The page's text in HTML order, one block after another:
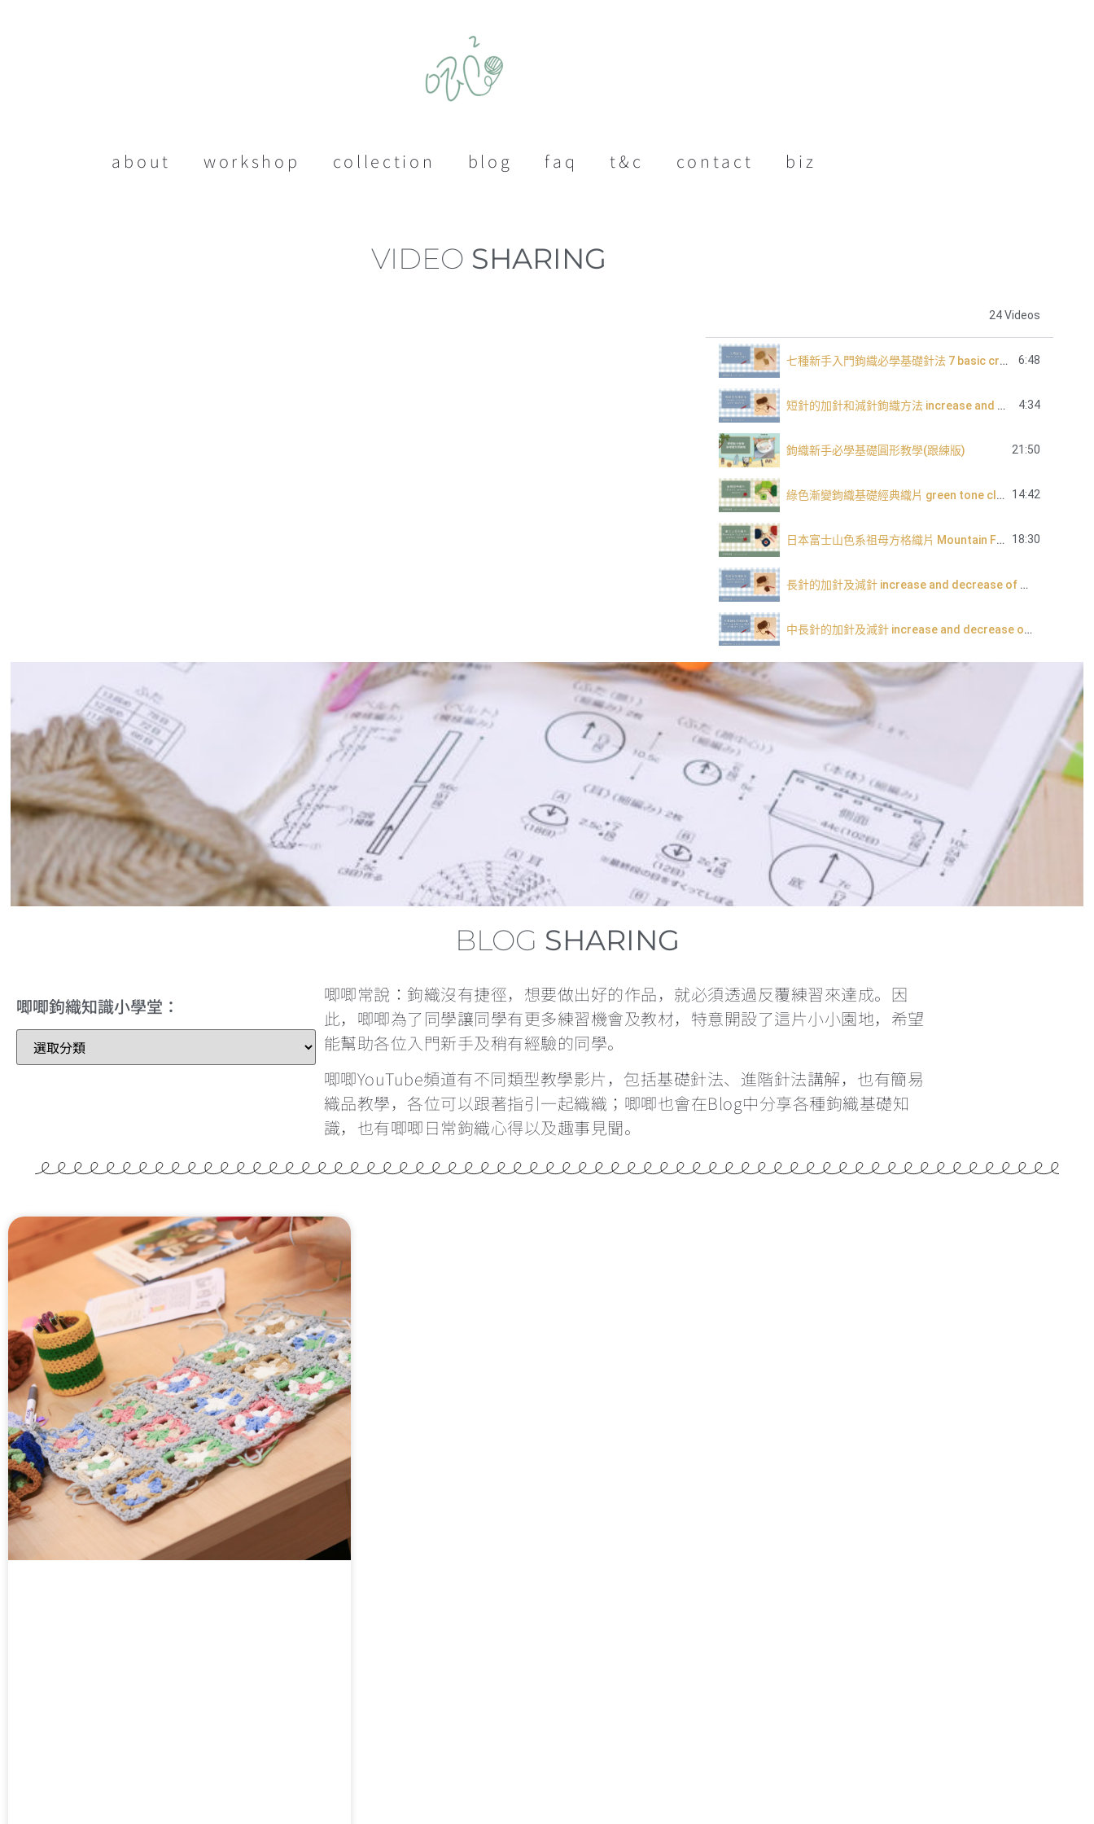
about workshop collection blog faq t&c contact biz
VIDEO SHARING
24 Videos
七種新手入門鉤織必學基礎針法 7 basic crochet stitch for beginners 6:48
短針的加針和減針鉤織方法 increase and decrease of single crochet 4:34
鉤織新手必學基礎圓形教學(跟練版) 21:50
綠色漸變鉤織基礎經典織片 green tone classic granny square 14:42
日本富士山色系祖母方格織片 Mountain Fuji tone granny square 18:30
長針的加針及減針 increase and decrease of double crochet
中長針的加針及減針 increase and decrease of half double crochet
小技巧篇：圓形為甚麼會起角變成多邊形？
繞線後到底要拉多高？
理想的左手拿線姿勢+補救技巧
鉤針要怎麼選？不同材質有甚麼分別？
鉤織玩偶一定要學會隱形減針的做法
為甚麼鉤織會引致手痛？手痛該怎麼辦？
BLOG SHARING
唧唧鉤織知識小學堂：
唧唧常說：鉤織沒有捷徑，想要做出好的作品，就必須透過反覆練習來達成。因
此，唧唧為了同學讓同學有更多練習機會及教材，特意開設了這片小小園地，希望
能幫助各位入門新手及稍有經驗的同學。
唧唧YouTube頻道有不同類型教學影片，包括基礎針法、進階針法講解，也有簡易
織品教學，各位可以跟著指引一起織織；唧唧也會在Blog中分享各種鉤織基礎知
識，也有唧唧日常鉤織心得以及趣事見聞。